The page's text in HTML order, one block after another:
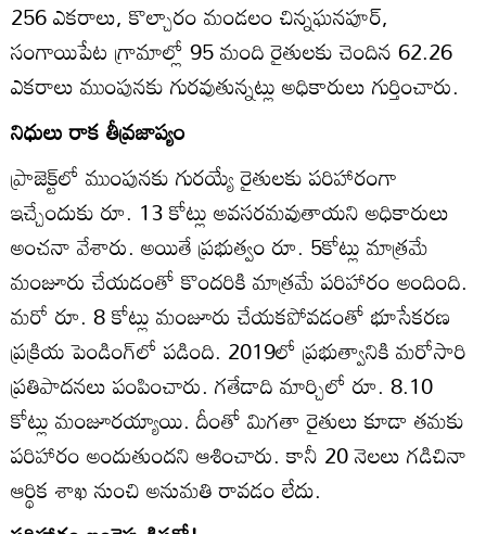
256 ఎకరాలు, కొల్చారం మండలం చిన్నఘనపూర్‌,
సంగాయిపేట గ్రామాల్లో 95 మంది రైతులకు చెందిన 62.26
ఎకరాలు ముంపునకు గురవుతున్నట్లు అధికారులు గుర్తించారు.
నిధులు రాక తీవ్రజాప్యం
ప్రాజెక్ట్‌లో ముంపునకు గురయ్యే రైతులకు పరిహారంగా
ఇచ్చేందుకు రూ. 13 కోట్లు అవసరమవుతాయని అధికారులు
అంచనా వేశారు. అయితే ప్రభుత్వం రూ. 5కోట్లు మాత్రమే
మంజూరు చేయడంతో కొందరికి మాత్రమే పరిహారం అందింది.
మరో రూ. 8 కోట్లు మంజూరు చేయకపోవడంతో భూసేకరణ
ప్రక్రియ పెండింగ్‌లో పడింది. 2019లో ప్రభుత్వానికి మరోసారి
ప్రతిపాదనలు పంపించారు. గతేడాది మార్చిలో రూ. 8.10
కోట్లు మంజూరయ్యాయి. దీంతో మిగతా రైతులు కూడా తమకు
పరిహారం అందుతుందని ఆశించారు. కానీ 20 నెలలు గడిచినా
ఆర్థిక శాఖ నుంచి అనుమతి రావడం లేదు.